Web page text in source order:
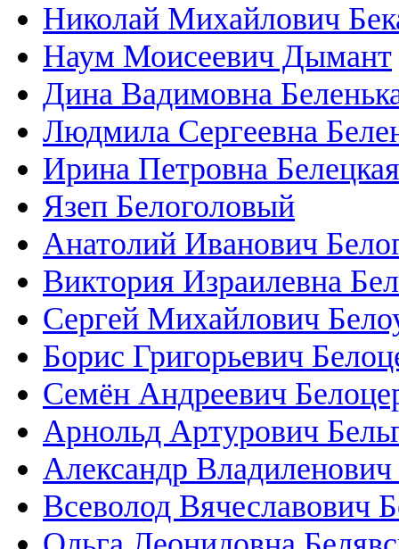
Николай Михайлович
Наум Моисеевич Дымант
Дина Вадимовна
Людмила Сергеевна
Ирина Петровна Белецкая
Язеп Белоголовый
Анатолий Иванович
Виктория Израилевна
Сергей Михайлович
Борис Григорьевич
Семён Андреевич
Арнольд Артурович
Александр Владиленович
Всеволод Вячеславович